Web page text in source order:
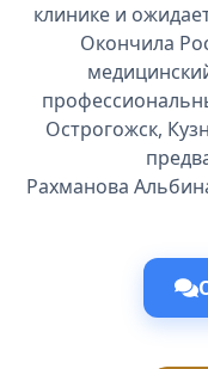
клинике и
Окончила
Острогожск,
Рахманова